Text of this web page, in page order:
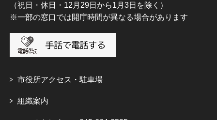
（祝日・休日・12月29日から1月3日を除く）
※一部の窓口では開庁時間が異なる場合があります
市役所アクセス・駐車場
組織案内